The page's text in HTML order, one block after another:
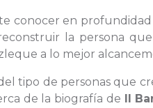
conocer en profundidad
la persona
a lo mejor
del tipo de personas que
de la biografía de Il